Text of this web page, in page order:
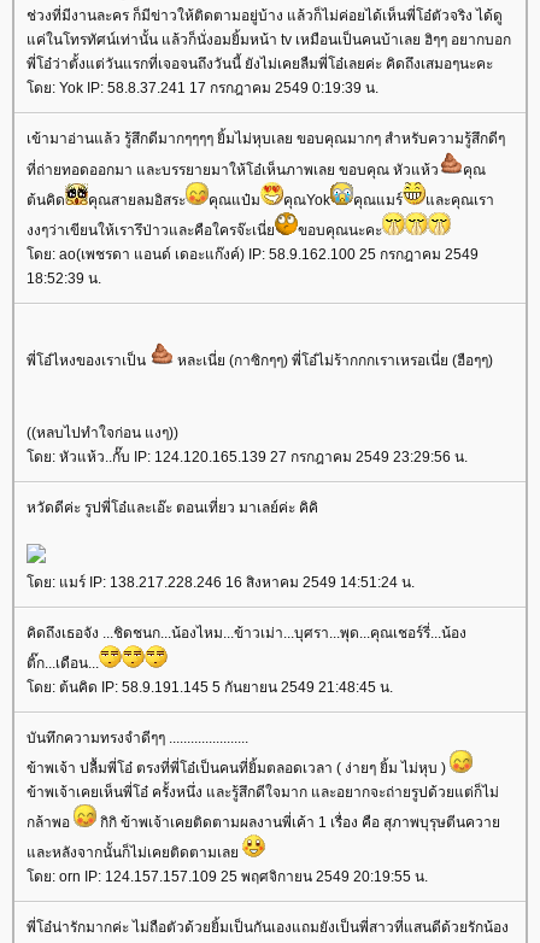
ช่วงที่มีงานละคร ก็มีข่าวให้ติดตามอยู่บ้าง แล้วก็ไม่ค่อยได้เห็นพี่โอ๋ตัวจริง ได้ดู
แค่ในโทรทัศน์เท่านั้น แล้วก็นั่งอมยิ้มหน้า tv เหมือนเป็นคนบ้าเลย ฮิๆๆ อยากบอก
พี่โอ๋ว่าตั้งแต่วันแรกที่เจอจนถึงวันนี้ ยังไม่เคยลืมพี่โอ๋เลยค่ะ คิดถึงเสมอๆนะคะ
โดย: Yok IP: 58.8.37.241 17 กรกฎาคม 2549 0:19:39 น.
เข้ามาอ่านแล้ว รู้สึกดีมากๆๆๆๆ ยิ้มไม่หุบเลย ขอบคุณมากๆ สำหรับความรู้สึกดีๆ
ที่ถ่ายทอดออกมา และบรรยายมาให้โอ๋เห็นภาพเลย ขอบคุณ หัวแห้ว
คุณ
ต้นคิด
คุณสายลมอิสระ คุณแป๋ม คุณYok คุณแมร์
และคุณเรา
งงๆว่าเขียนให้เรารึป่าวและคือใครจ๊ะเนี่ย
ขอบคุณนะคะ
โดย: ao(เพชรดา แอนด์ เดอะแก๊งค์) IP: 58.9.162.100 25 กรกฎาคม 2549
18:52:39 น.
พี่โอ๋ไหงของเราเป็น หละเนี่ย (กาซิกๆๆ) พี่โอ๋ไม่ร้ากกกเราเหรอเนี่ย (ฮือๆๆ)
((หลบไปทำใจก่อน แงๆ))
โดย: หัวแห้ว..กั๊บ IP: 124.120.165.139 27 กรกฎาคม 2549 23:29:56 น.
หวัดดีค่ะ รูปพี่โอ๋และเอ๊ะ ตอนเที่ยว มาเลย์ค่ะ คิคิ
โดย: แมร์ IP: 138.217.228.246 16 สิงหาคม 2549 14:51:24 น.
คิดถึงเธอจัง ...ชิดชนก...น้องไหม...ข้าวเม่า...บุศรา...พุด...คุณเชอร์รี่...น้อง
ติ๊ก...เดือน...
โดย: ต้นคิด IP: 58.9.191.145 5 กันยายน 2549 21:48:45 น.
บันทึกความทรงจำดีๆๆ ......................
ข้าพเจ้า ปลื้มพี่โอ๋ ตรงที่พี่โอ๋เป็นคนที่ยิ้มตลอดเวลา ( ง่ายๆ ยิ้ม ไม่หุบ )
ข้าพเจ้าเคยเห็นพี่โอ๋ ครั้งหนึ่ง และรู้สึกดีใจมาก และอยากจะถ่ายรูปด้วยแต่ก็ไม่
กล้าพอ
กิกิ ข้าพเจ้าเคยติดตามผลงานพี่เค้า 1 เรื่อง คือ สุภาพบุรุษตีนควาย
และหลังจากนั้นก็ไม่เคยติดตามเลย
โดย: orn IP: 124.157.157.109 25 พฤศจิกายน 2549 20:19:55 น.
พี่โอ๋น่ารักมากค่ะ ไม่ถือตัวด้วยยิ้มเป็นกันเองแถมยังเป็นพี่สาวที่แสนดีด้วยรักน้อง